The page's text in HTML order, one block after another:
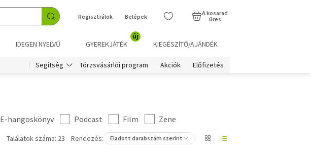
Regisztrálok Belépek
A kosarad
üres
IDEGEN NYELVŰ GYEREKJÁTÉK
új
KIEGÉSZÍTŐ/AJÁNDÉK
Segítség Törzsvásárlói program Akciók Előfizetés
E-hangoskönyv Podcast Film
Zene
Találatok száma: 23 Rendezés: Eladott darabszám szerint